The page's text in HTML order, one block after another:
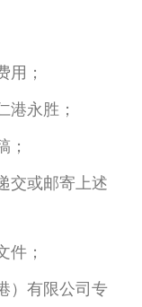
用；
永胜；
交或邮寄上述
；
）有限公司专